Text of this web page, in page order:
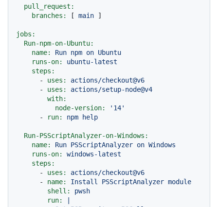
pull_request:
branches:
[ main ]
jobs:
Run-npm-on-Ubuntu:
name:
Run npm on Ubuntu
runs-on:
ubuntu-latest
steps:
-
uses:
actions/checkout@v6
-
uses:
actions/setup-node@v4
with:
node-version:
'14'
-
run: npm help
Run-PSScriptAnalyzer-on-Windows:
name:
Run PSScriptAnalyzer on Windows
runs-on:
windows-latest
steps:
-
uses:
actions/checkout@v6
-
name: Install PSScriptAnalyzer module
shell:
pwsh
run: